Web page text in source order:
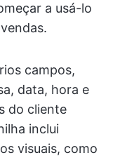
a usá-lo
campos,
data, hora e
do cliente
inclui
visuais, como